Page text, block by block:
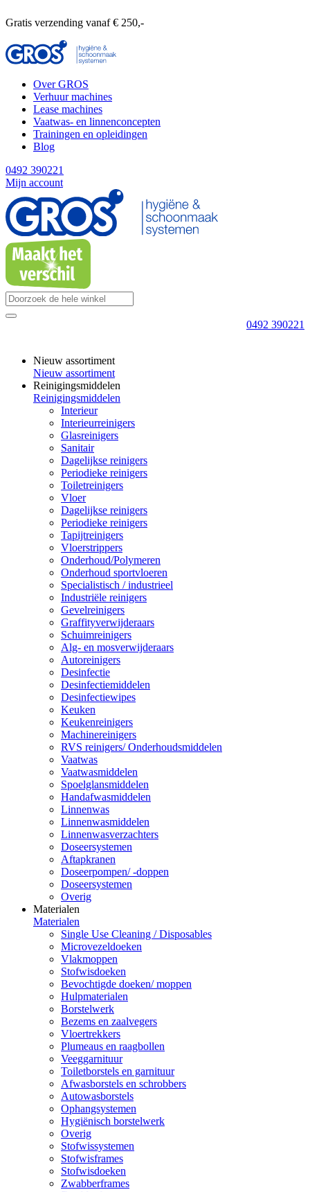
Gratis verzending vanaf € 250,-
Over GROS
Verhuur machines
Lease machines
Vaatwas- en linnenconcepten
Trainingen en opleidingen
Blog
0492 390221
Mijn account
0492 390221
Nieuw assortiment
Nieuw assortiment
Reinigingsmiddelen
Reinigingsmiddelen
Interieur
Interieurreinigers
Glasreinigers
Sanitair
Dagelijkse reinigers
Periodieke reinigers
Toiletreinigers
Vloer
Dagelijkse reinigers
Periodieke reinigers
Tapijtreinigers
Vloerstrippers
Onderhoud/Polymeren
Onderhoud sportvloeren
Specialistisch / industrieel
Industriële reinigers
Gevelreinigers
Graffityverwijderaars
Schuimreinigers
Alg- en mosverwijderaars
Autoreinigers
Desinfectie
Desinfectiemiddelen
Desinfectiewipes
Keuken
Keukenreinigers
Machinereinigers
RVS reinigers/ Onderhoudsmiddelen
Vaatwas
Vaatwasmiddelen
Spoelglansmiddelen
Handafwasmiddelen
Linnenwas
Linnenwasmiddelen
Linnenwasverzachters
Doseersystemen
Aftapkranen
Doseerpompen/ -doppen
Doseersystemen
Overig
Materialen
Materialen
Single Use Cleaning / Disposables
Microvezeldoeken
Vlakmoppen
Stofwisdoeken
Bevochtigde doeken/ moppen
Hulpmaterialen
Borstelwerk
Bezems en zaalvegers
Vloertrekkers
Plumeaus en raagbollen
Veeggarnituur
Toiletborstels en garnituur
Afwasborstels en schrobbers
Autowasborstels
Ophangsystemen
Hygiënisch borstelwerk
Overig
Stofwissystemen
Stofwisframes
Stofwisdoeken
Zwabberframes